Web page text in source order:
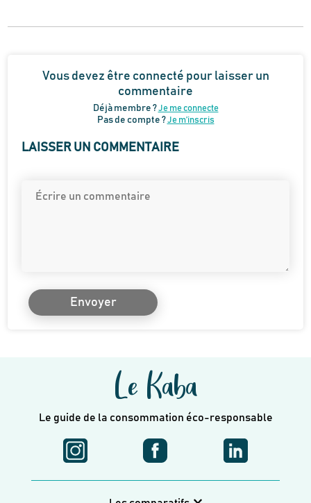
Vous devez être connecté pour laisser un
commentaire
Déjà membre ?Je me connecte
Pas de compte ?Je m’inscris
LAISSER UN COMMENTAIRE
Envoyer
Le Kaba
Le guide de la consommation éco-responsable